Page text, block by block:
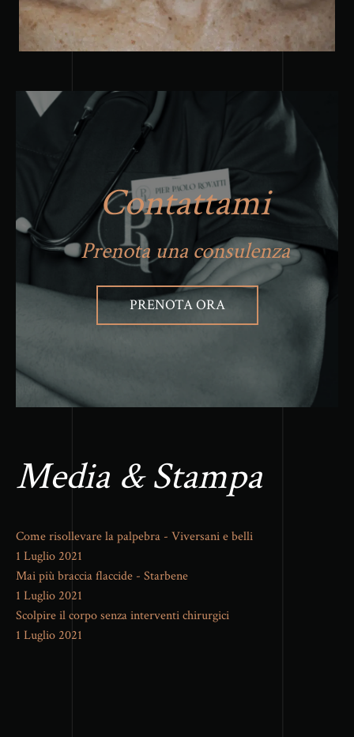
Contattami
Prenota una consulenza
PRENOTA ORA
Media & Stampa
Come risollevare la palpebra - Viversani e belli
1 Luglio 2021
Mai più braccia flaccide - Starbene
1 Luglio 2021
Scolpire il corpo senza interventi chirurgici
1 Luglio 2021